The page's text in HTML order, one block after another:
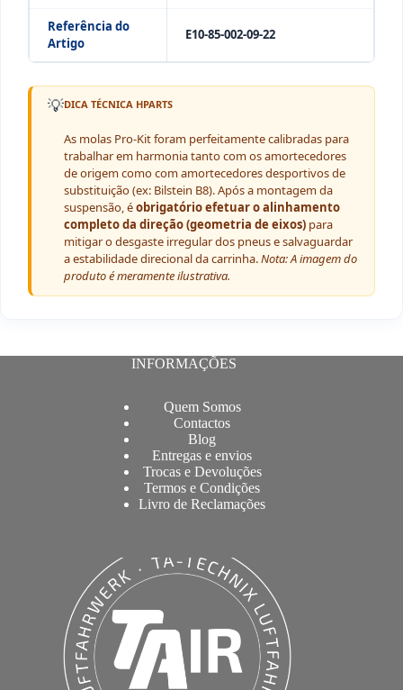
Referência do
Artigo
E10-85-002-09-22
💡DICA TÉCNICA HPARTS
As molas Pro-Kit foram perfeitamente calibradas para
trabalhar em harmonia tanto com os amortecedores
de origem como com amortecedores desportivos de
substituição (ex: Bilstein B8). Após a montagem da
suspensão, éobrigatório efetuar o alinhamento
completo da direção (geometria de eixos) para
mitigar o desgaste irregular dos pneus e salvaguardar
a estabilidade direcional da carrinha.Nota: A imagem do
produto é meramente ilustrativa.
INFORMAÇÕES
Quem Somos
Contactos
Blog
Entregas e envios
Trocas e Devoluções
Termos e Condições
Livro de Reclamações